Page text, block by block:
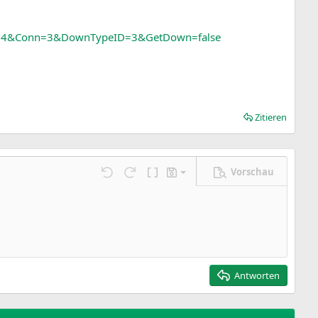
Zitieren
Rückgängig
Wiederholen
BBCode umschalten
Entwürfe
Entwurf speichern
Vorschau
Antworten